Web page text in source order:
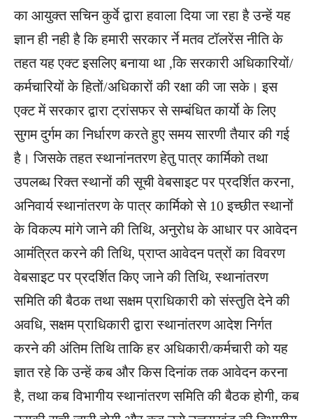
का आयुक्त सचिन कुर्वे द्वारा हवाला दिया जा रहा है उन्हें यह
ज्ञान ही नही है कि हमारी सरकार र्ने मतव टॉलरेंस नीति के
तहत यह एक्ट इसलिए बनाया था ,कि सरकारी अधिकारियों/
कर्मचारियों के हितों/अधिकारों की रक्षा की जा सके। इस
एक्ट में सरकार द्वारा ट्रांसफर से सम्बंधित कार्याे के लिए
सुगम दुर्गम का निर्धारण करते हुए समय सारणी तैयार की गई
है। जिसके तहत स्थानांनतरण हेतु पात्र कार्मिको तथा
उपलब्ध रिक्त स्थानों की सूची वेबसाइट पर प्रदर्शित करना,
अनिवार्य स्थानांतरण के पात्र कार्मिको से 10 इच्छीत स्थानों
के विकल्प मांगे जाने की तिथि, अनुरोध के आधार पर आवेदन
आमंत्रित करने की तिथि, प्राप्त आवेदन पत्रों का विवरण
वेबसाइट पर प्रदर्शित किए जाने की तिथि, स्थानांतरण
समिति की बैठक तथा सक्षम प्राधिकारी को संस्तुति देने की
अवधि, सक्षम प्राधिकारी द्वारा स्थानांतरण आदेश निर्गत
करने की अंतिम तिथि ताकि हर अधिकारी/कर्मचारी को यह
ज्ञात रहे कि उन्हें कब और किस दिनांक तक आवेदन करना
है, तथा कब विभागीय स्थानांतरण समिति की बैठक होगी, कब